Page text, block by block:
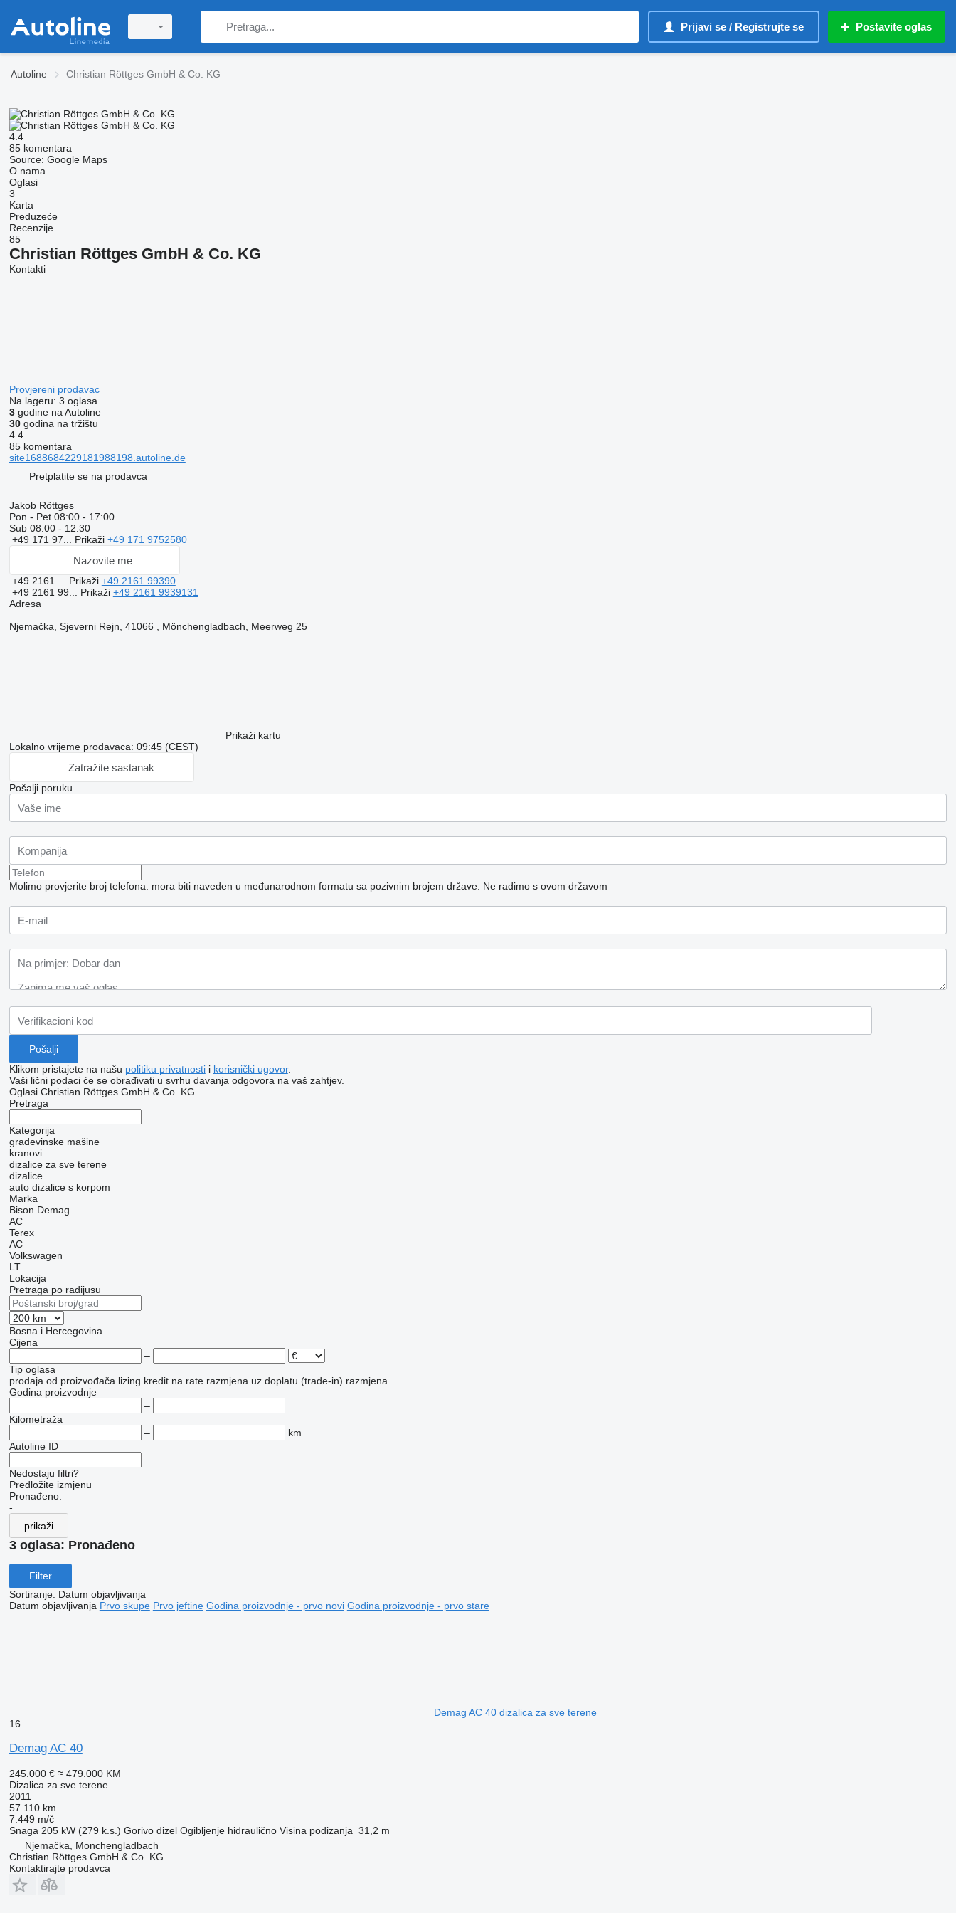
Prijavi se / Registrujte se Postavite oglas
Autoline Christian Röttges GmbH & Co. KG
4.4
85 komentara
Source: Google Maps
O nama
Oglasi
3
Karta
Preduzeće
Recenzije
85
Christian Röttges GmbH & Co. KG
Kontakti
Provjereni prodavac
Na lageru: 3 oglasa
3godine na Autoline
30godina na tržištu
4.4
85 komentara
site1688684229181988198.autoline.de
Pretplatite se na prodavca
Jakob Röttges
Pon - Pet 08:00 - 17:00
Sub 08:00 - 12:30
+49 171 97... Prikaži +49 171 9752580
Nazovite me
+49 2161 ... Prikaži +49 2161 99390
+49 2161 99... Prikaži +49 2161 9939131
Adresa
Njemačka, Sjeverni Rejn, 41066 , Mönchengladbach, Meerweg 25
Prikaži kartu
Lokalno vrijeme prodavaca: 09:45 (CEST)
Zatražite sastanak
Pošalji poruku
Molimo provjerite broj telefona: mora biti naveden u međunarodnom formatu sa pozivnim brojem države. Ne radimo s ovom državom
Klikom pristajete na našu politiku privatnostii korisnički ugovor.
Vaši lični podaci će se obrađivati ​​u svrhu davanja odgovora na vaš zahtjev.
Oglasi Christian Röttges GmbH & Co. KG
Pretraga
Kategorija
građevinske mašine
kranovi
dizalice za sve terene
dizalice
auto dizalice s korpom
Marka
Bison Demag
AC
Terex
AC
Volkswagen
LT
Lokacija
Pretraga po radijusu
Bosna i Hercegovina
Cijena
–
Tip oglasa
prodaja od proizvođača lizing kredit na rate razmjena uz doplatu (trade-in) razmjena
Godina proizvodnje
–
Kilometraža
–
km
Autoline ID
Nedostaju filtri?
Predložite izmjenu
Pronađeno:
-
prikaži
3 oglasa: Pronađeno
Filter
Sortiranje: Datum objavljivanja
Datum objavljivanja Prvo skupe Prvo jeftine Godina proizvodnje - prvo novi Godina proizvodnje - prvo stare
Demag AC 40 dizalica za sve terene
16
Demag AC 40
245.000 € ≈ 479.000 KM
Dizalica za sve terene
2011
57.110 km
7.449 m/č
Snaga 205 kW (279 k.s.) Gorivo dizel Ogibljenje hidraulično Visina podizanja 31,2 m
Njemačka, Monchengladbach
Christian Röttges GmbH & Co. KG
Kontaktirajte prodavca